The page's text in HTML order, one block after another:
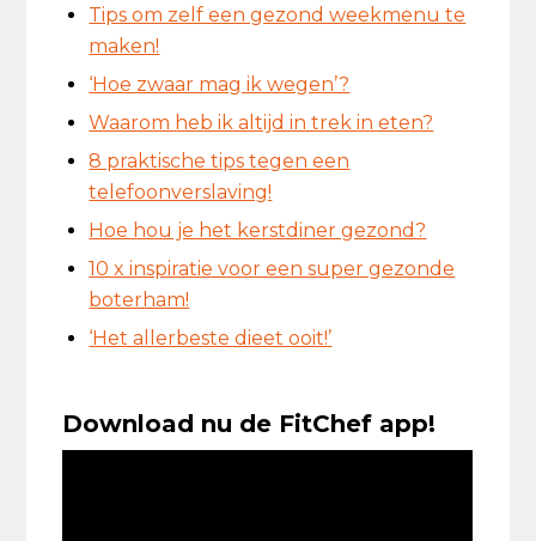
Tips om zelf een gezond weekmenu te
maken!
‘Hoe zwaar mag ik wegen’?
Waarom heb ik altijd in trek in eten?
8 praktische tips tegen een
telefoonverslaving!
Hoe hou je het kerstdiner gezond?
10 x inspiratie voor een super gezonde
boterham!
‘Het allerbeste dieet ooit!’
Download nu de FitChef app!